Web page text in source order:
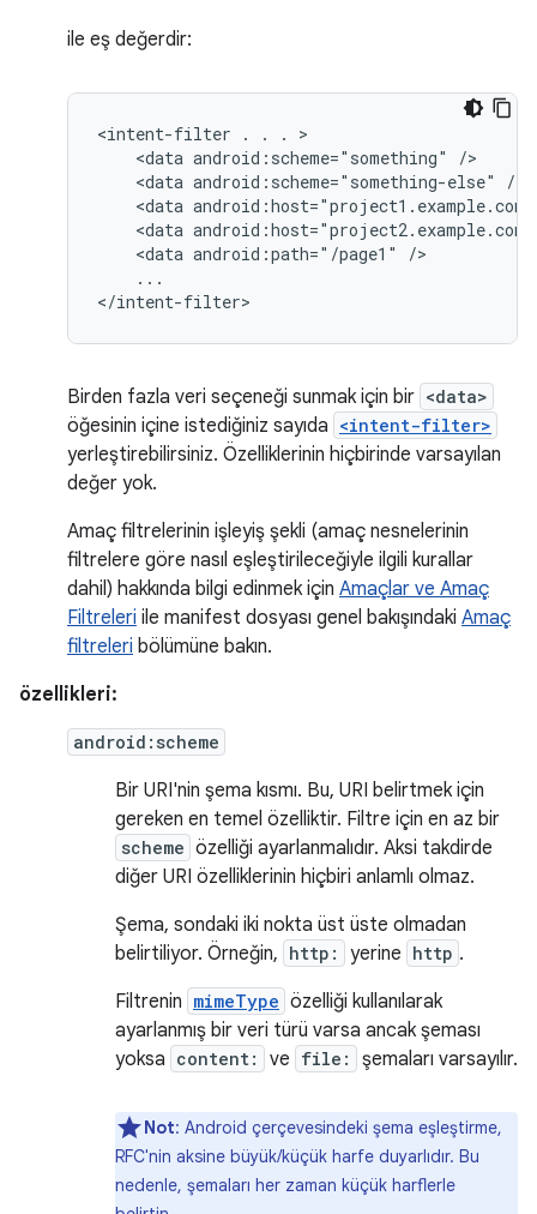
ile eş değerdir:
<intent-filter . . .
<data android:scheme="something"
<data android:scheme="something-else"
<data android:host="project1.example.com"
<data android:host="project2.example.com"
<data android:path="/page1"
...
</intent-filter>
Birden fazla veri seçeneği sunmak için bir <data>
öğesinin içine istediğiniz sayıda <intent-filter>
yerleştirebilirsiniz. Özelliklerinin hiçbirinde varsayılan
değer yok.
Amaç filtrelerinin işleyiş şekli (amaç nesnelerinin
filtrelere göre nasıl eşleştirileceğiyle ilgili kurallar
dahil) hakkında bilgi edinmek için Amaçlar ve Amaç
Filtreleri ile manifest dosyası genel bakışındaki Amaç
filtreleri bölümüne bakın.
özellikleri:
android:scheme
Bir URI'nin şema kısmı. Bu, URI belirtmek için
gereken en temel özelliktir. Filtre için en az bir
scheme özelliği ayarlanmalıdır. Aksi takdirde
diğer URI özelliklerinin hiçbiri anlamlı olmaz.
Şema, sondaki iki nokta üst üste olmadan
belirtiliyor. Örneğin, http: yerine http .
Filtrenin mimeType özelliği kullanılarak
ayarlanmış bir veri türü varsa ancak şeması
yoksa content: ve file: şemaları varsayılır.
Not: Android çerçevesindeki şema eşleştirme,
RFC'nin aksine büyük/küçük harfe duyarlıdır. Bu
nedenle, şemaları her zaman küçük harflerle